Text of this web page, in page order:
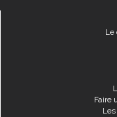
Le
Faire